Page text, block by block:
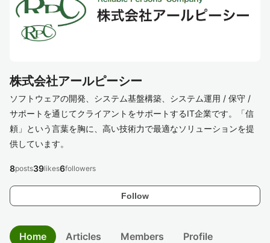
株式会社アールピーシー
ソフトウェアの開発、システム基盤構築、システム運用 / 保守 /
サポートを通じてクライアントをサポートするIT企業です。「信
頼」という言葉を胸に、高い技術力で最適なソリューションを提
供しています。
Follow
8posts39likes6followers
Home Articles Members Profile